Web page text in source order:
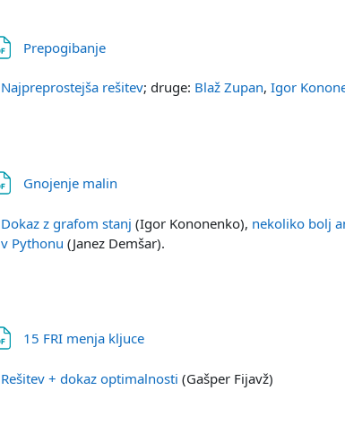
Prepogibanje
Najpreprostejša rešitev; druge: Blaž Zupan, Igor
Gnojenje malin
Dokaz z grafom stanj (Igor Kononenko), nekoliko bolj
v Pythonu (Janez Demšar).
15 FRI menja kljuce
Rešitev + dokaz optimalnosti (Gašper Fijavž)